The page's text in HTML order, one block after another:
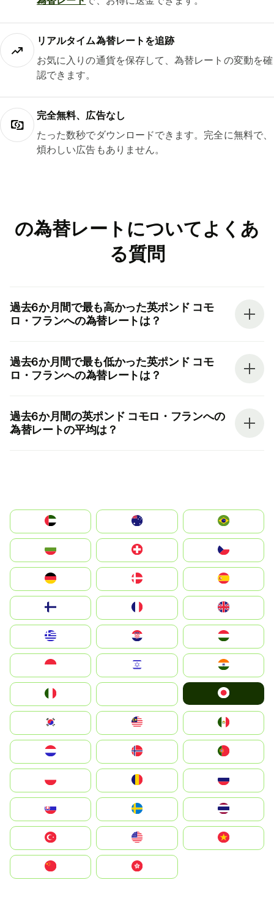
リアルタイム為替レートを追跡
お気に入りの通貨を保存して、為替レートの変動を確
認できます。
完全無料、広告なし
たった数秒でダウンロードできます。完全に無料で、
煩わしい広告もありません。
の為替レートについてよくあ
る質問
過去6か月間で最も高かった英ポンド コモ
ロ・フランへの為替レートは？
過去6か月間で最も低かった英ポンド コモ
ロ・フランへの為替レートは？
過去6か月間の英ポンド コモロ・フランへの
為替レートの平均は？
الإمارات العربية المتحدة
Switzerland
Deutschland
United Kingdom
Magyarország
South Korea
United States
中國香港特別行政區